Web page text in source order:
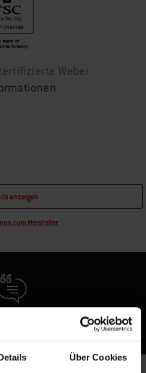
Über Cookies
Weber
anzeigen
zum Hersteller
Grillern lesen